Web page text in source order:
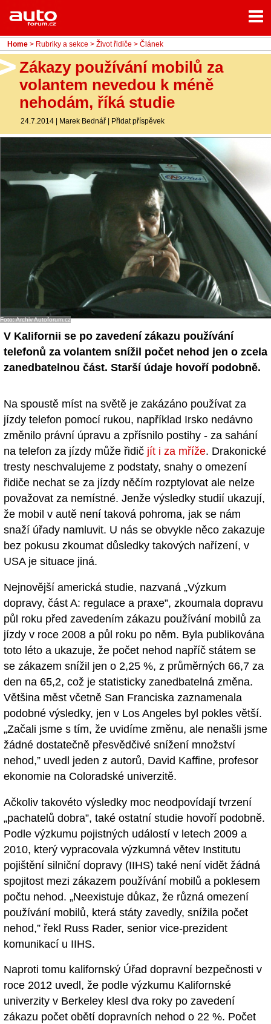
Home
Rubriky
- Testy aut
- Jízdní dojmy a další testy
- Představení
- Fascinace a historie
- Život řidiče
- Zajímavosti
- Ostatní
Diskuzní fórum
Sledujte nás!
Home > Rubriky a sekce > Život řidiče > Článek
Zákazy používání mobilů za
volantem nevedou k méně
nehodám, říká studie
24.7.2014 | Marek Bednář | Přidat příspěvek
Foto: Archiv Autoforum.cz
V Kalifornii se po zavedení zákazu používání
telefonů za volantem snížil počet nehod jen o zcela
zanedbatelnou část. Starší údaje hovoří podobně.
Na spoustě míst na světě je zakázáno používat za
jízdy telefon pomocí rukou, například Irsko nedávno
změnilo právní úpravu a zpřísnilo postihy - za sahání
na telefon za jízdy může řidič jít i za mříže. Drakonické
tresty neschvalujeme z podstaty, snahy o omezení
řidiče nechat se za jízdy něčím rozptylovat ale nelze
považovat za nemístné. Jenže výsledky studií ukazují,
že mobil v autě není taková pohroma, jak se nám
snaží úřady namluvit. U nás se obvykle něco zakazuje
bez pokusu zkoumat důsledky takových nařízení, v
USA je situace jiná.
Nejnovější americká studie, nazvaná „Výzkum
dopravy, část A: regulace a praxe”, zkoumala dopravu
půl roku před zavedením zákazu používání mobilů za
jízdy v roce 2008 a půl roku po něm. Byla publikována
toto léto a ukazuje, že počet nehod napříč státem se
se zákazem snížil jen o 2,25 %, z průměrných 66,7 za
den na 65,2, což je statisticky zanedbatelná změna.
Většina měst včetně San Franciska zaznamenala
podobné výsledky, jen v Los Angeles byl pokles větší.
„Začali jsme s tím, že uvidíme změnu, ale nenašli jsme
žádné dostatečně přesvědčivé snížení množství
nehod,” uvedl jeden z autorů, David Kaffine, profesor
ekonomie na Coloradské univerzitě.
Ačkoliv takovéto výsledky moc neodpovídají tvrzení
„pachatelů dobra”, také ostatní studie hovoří podobně.
Podle výzkumu pojistných událostí v letech 2009 a
2010, který vypracovala výzkumná větev Institutu
pojištění silniční dopravy (IIHS) také není vidět žádná
spojitost mezi zákazem používání mobilů a poklesem
počtu nehod. „Neexistuje důkaz, že různá omezení
používání mobilů, která státy zavedly, snížila počet
nehod,” řekl Russ Rader, senior vice-prezident
komunikací u IIHS.
Naproti tomu kalifornský Úřad dopravní bezpečnosti v
roce 2012 uvedl, že podle výzkumu Kalifornské
univerzity v Berkeley klesl dva roky po zavedení
zákazu počet obětí dopravních nehod o 22 %. Počet